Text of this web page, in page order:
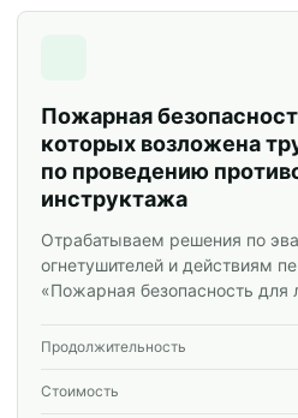
Пожарная
которых возложена
по проведению
инструктажа
Отрабатываем решения по
огнетушителей и действиям
«Пожарная безопасность для
противопожарного
корпоративных групп.
Продолжительность
Стоимость